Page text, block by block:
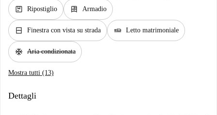
package Ripostiglio dresser Armadio
window_closed Finestra con vista su strada airline_seat_flat Letto matrimoniale
ac_unit Aria condizionata
Mostra tutti (13)
Dettagli